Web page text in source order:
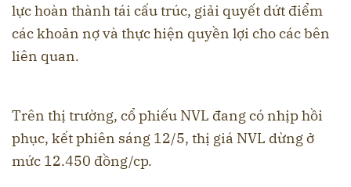
lực hoàn thành tái cấu trúc, giải quyết dứt điểm
các khoản nợ và thực hiện quyền lợi cho các bên
liên quan.
Trên thị trường, cổ phiếu NVL đang có nhịp hồi
phục, kết phiên sáng 12/5, thị giá NVL dừng ở
mức 12.450 đồng/cp.